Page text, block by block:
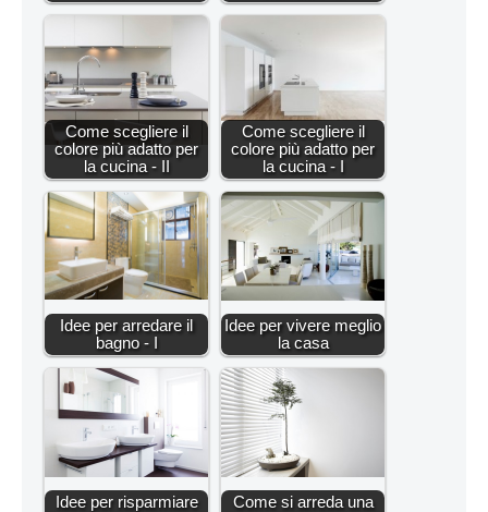
Come scegliere il
colore più adatto per
la cucina - II
Come scegliere il
colore più adatto per
la cucina - I
Idee per arredare il
bagno - I
Idee per vivere meglio
la casa
Idee per risparmiare
Come si arreda una